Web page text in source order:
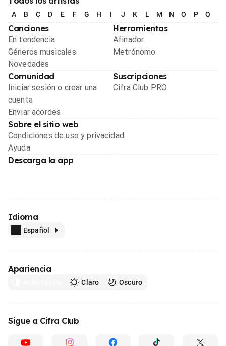
A B C D E F G H I J K L M N O P Q
Canciones
En tendencia
Géneros musicales
Novedades
Herramientas
Afinador
Metrónomo
Comunidad
Iniciar sesión o crear una
cuenta
Enviar acordes
Suscripciones
Cifra Club PRO
Sobre el sitio web
Condiciones de uso y privacidad
Ayuda
Descarga la app
Idioma
Español
Apariencia
Claro Oscuro
Sigue a Cifra Club